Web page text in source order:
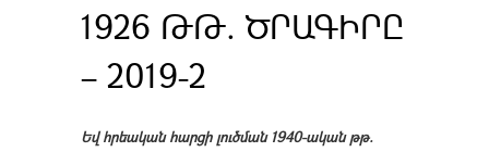
1926 ԹԹ. ԾՐԱԳԻՐԸ
– 2019-2
Եվ հրեական հարցի լուծման 1940-ական թթ.